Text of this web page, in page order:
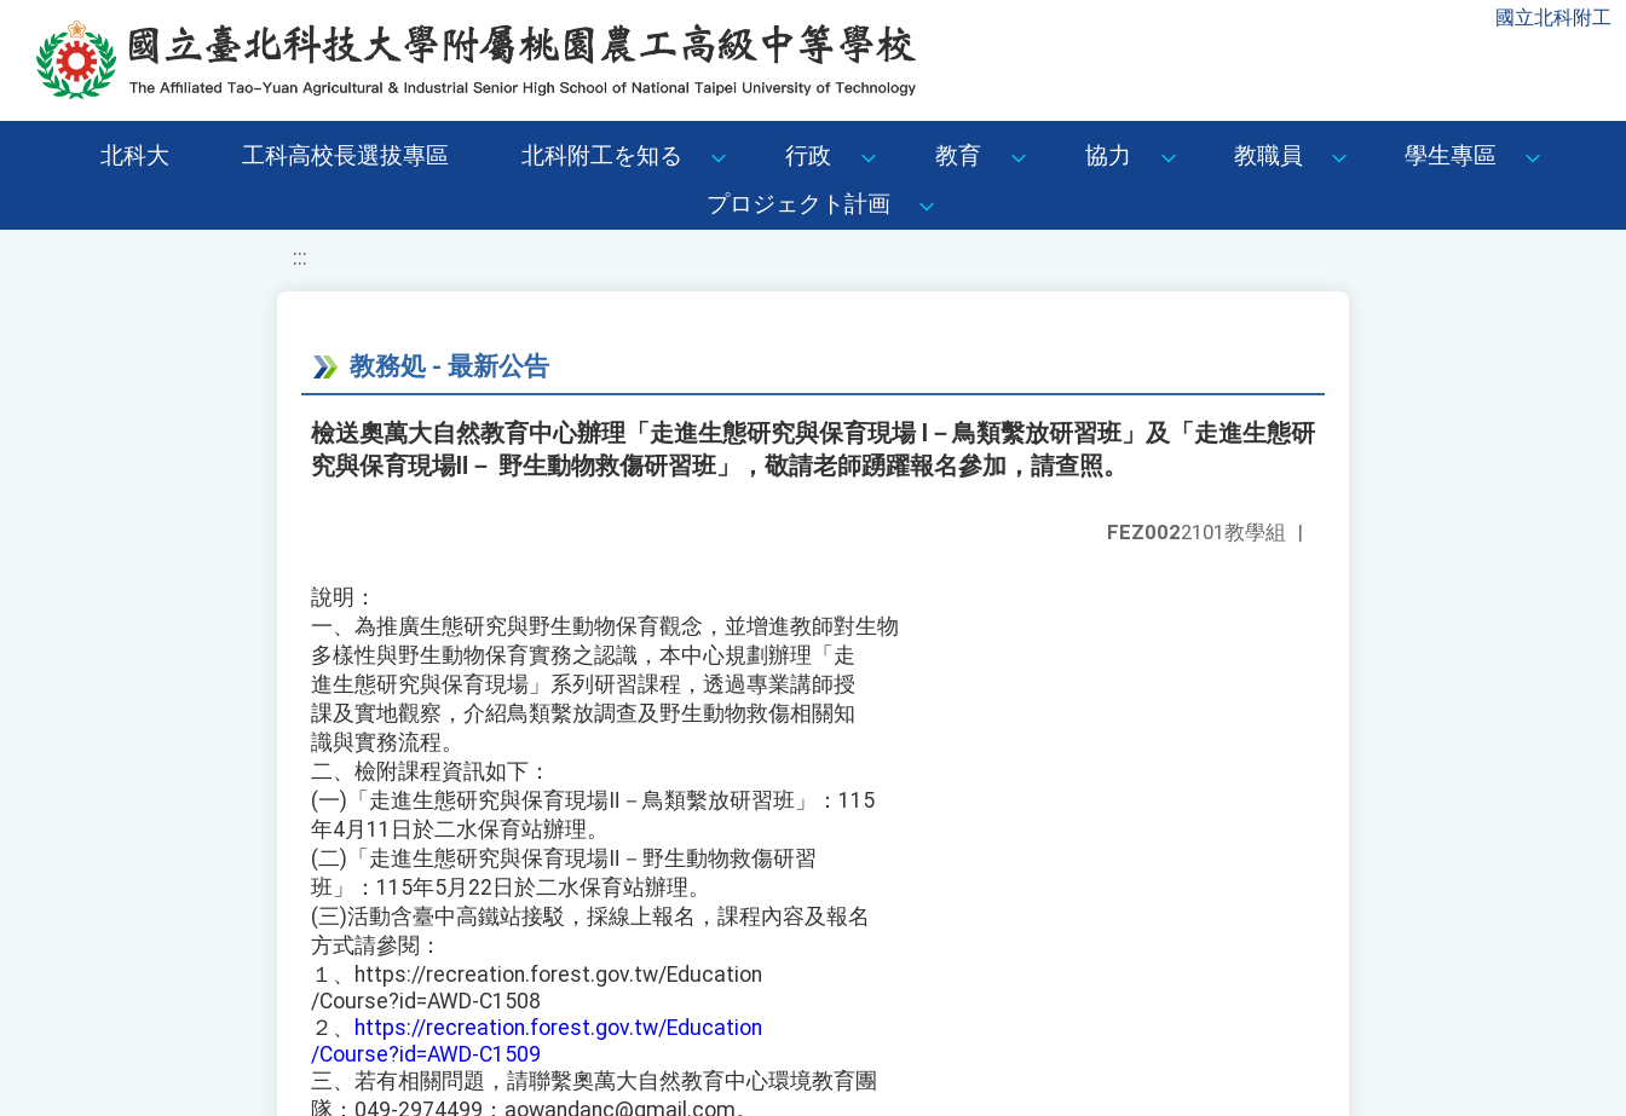
移至網頁之主要內容區位置 國立北科附工
北科大 工科高校長選拔專區 北科附工を知る 行政 教育 協力 教職員
學生專區
プロジェクト計画
:::
教務処 - 最新公告
檢送奧萬大自然教育中心辦理「走進生態研究與保育現場 I－鳥類繫放研習班」及「走進生態研
究與保育現場Ⅱ－ 野生動物救傷研習班」，敬請老師踴躍報名參加，請查照。
FEZ0022101教學組 |
說明：
一、為推廣生態研究與野生動物保育觀念，並增進教師對生物
多樣性與野生動物保育實務之認識，本中心規劃辦理「走
進生態研究與保育現場」系列研習課程，透過專業講師授
課及實地觀察，介紹鳥類繫放調查及野生動物救傷相關知
識與實務流程。
二、檢附課程資訊如下：
(一)「走進生態研究與保育現場Ⅱ－鳥類繫放研習班」：115
年4月11日於二水保育站辦理。
(二)「走進生態研究與保育現場Ⅱ－野生動物救傷研習
班」：115年5月22日於二水保育站辦理。
(三)活動含臺中高鐵站接駁，採線上報名，課程內容及報名
方式請參閱：
１、https://recreation.forest.gov.tw/Education
/Course?id=AWD-C1508
２、 https://recreation.forest.gov.tw/Education
/Course?id=AWD-C1509
三、若有相關問題，請聯繫奧萬大自然教育中心環境教育團
隊：049-2974499；aowandanc@gmail.com。